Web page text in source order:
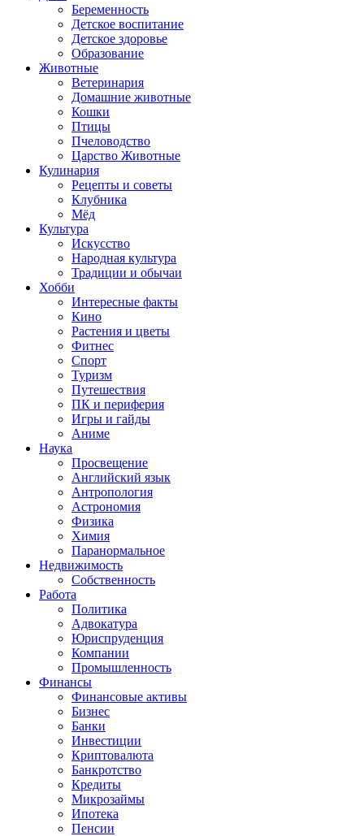
Беременность
Детское воспитание
Детское здоровье
Образование
Животные
Ветеринария
Домашние животные
Кошки
Птицы
Пчеловодство
Царство Животные
Кулинария
Рецепты и советы
Клубника
Мёд
Культура
Искусство
Народная культура
Традиции и обычаи
Хобби
Интересные факты
Кино
Растения и цветы
Фитнес
Спорт
Туризм
Путешествия
ПК и периферия
Игры и гайды
Аниме
Наука
Просвещение
Английский язык
Антропология
Астрономия
Физика
Химия
Паранормальное
Недвижимость
Собственность
Работа
Политика
Адвокатура
Юриспруденция
Компании
Промышленность
Финансы
Финансовые активы
Бизнес
Банки
Инвестиции
Криптовалюта
Банкротство
Кредиты
Микрозаймы
Ипотека
Пенсии